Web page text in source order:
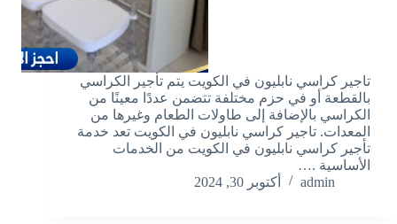
تاجير كراسي نابليون في الكويت يتم تأجير الكراسي
بالقطعة أو في حزم مختلفة تتضمن عددًا معينًا من
الكراسي بالإضافة إلى طاولات الطعام وغيرها من
المعدات. تاجير كراسي نابليون في الكويت تعد خدمة
تأجير كراسي نابليون في الكويت من الخدمات
الأساسية .…
admin
أكتوبر 30, 2024